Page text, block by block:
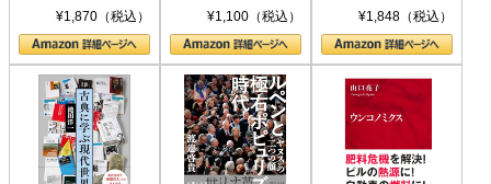
トランプとBRICS
の挑戦
¥1,870（税込）
下、ソ連参戦、そ
して聖断 (PHP新
書)
¥1,100（税込） ¥1,848（税込）